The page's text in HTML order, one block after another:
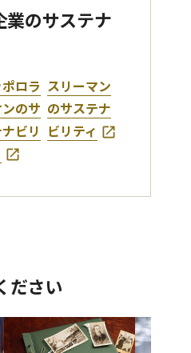
業のサステナ
ロラ
のサ
ビリ
スリーマン
のサステナ
ビリティ
ださい